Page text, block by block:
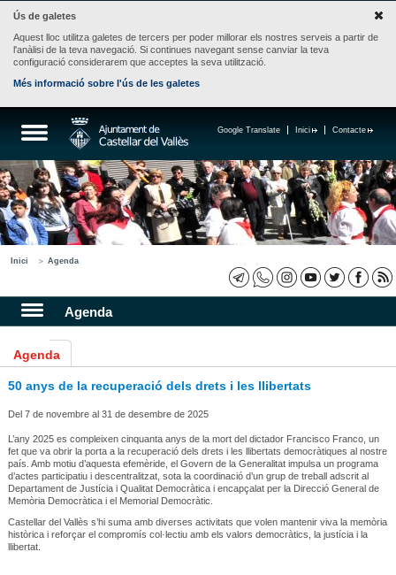
Ús de galetes
Aquest lloc utilitza galetes de tercers per poder millorar els nostres serveis a partir de
l'anàlisi de la teva navegació. Si continues navegant sense canviar la teva
configuració considerarem que acceptes la seva utilització.
Més informació sobre l'ús de les galetes
Contacte
Inici
Google Translate
Inici Agenda
Agenda
Agenda
50 anys de la recuperació dels drets i les llibertats
Del 7 de novembre al 31 de desembre de 2025
L’any 2025 es compleixen cinquanta anys de la mort del dictador Francisco Franco, un
fet que va obrir la porta a la recuperació dels drets i les llibertats democràtiques al nostre
país. Amb motiu d’aquesta efemèride, el Govern de la Generalitat impulsa un programa
d’actes participatiu i descentralitzat, sota la coordinació d’un grup de treball adscrit al
Departament de Justícia i Qualitat Democràtica i encapçalat per la Direcció General de
Memòria Democràtica i el Memorial Democràtic.
Castellar del Vallès s’hi suma amb diverses activitats que volen mantenir viva la memòria
històrica i reforçar el compromís col·lectiu amb els valors democràtics, la justícia i la
llibertat.